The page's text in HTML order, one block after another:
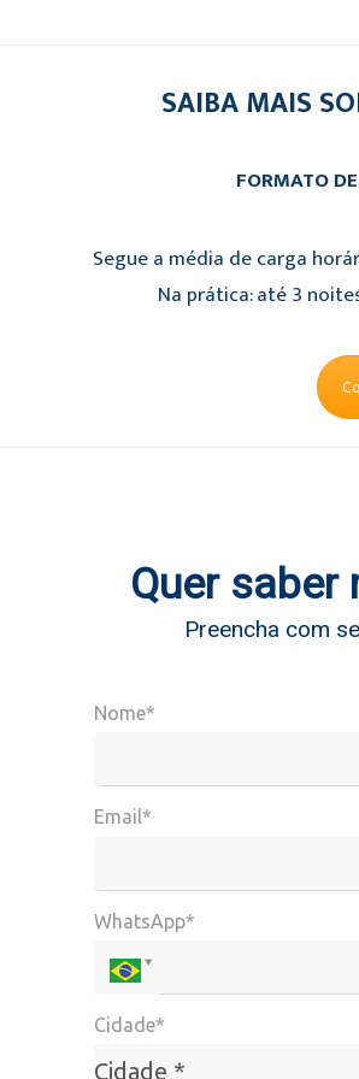
SAIBA MAIS
FORMATO
Segue a média de carga
Na prática: até 3
Quer saber
Preencha com
Nome*
Email*
WhatsApp*
Cidade*
Cidade *
Cidade*